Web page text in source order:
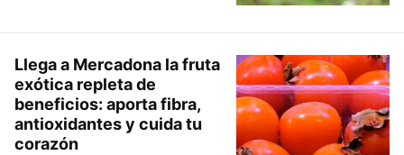
Llega a Mercadona la fruta
exótica repleta de
beneficios: aporta fibra,
antioxidantes y cuida tu
corazón